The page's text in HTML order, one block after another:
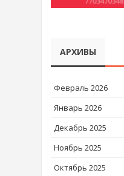
АРХИВЫ
Февраль 2026
Январь 2026
Декабрь 2025
Ноябрь 2025
Октябрь 2025